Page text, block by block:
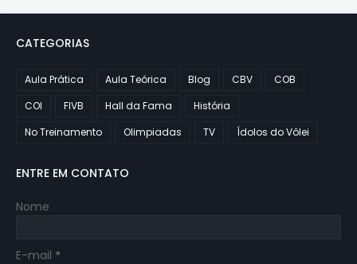
CATEGORIAS
Aula Prática Aula Teórica Blog CBV
COB
COI
FIVB Hall da Fama
História
No Treinamento
Olimpiadas TV Ídolos do Vôlei
ENTRE EM CONTATO
Nome
E-mail *